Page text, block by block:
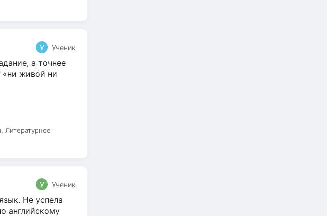
У Ученик
а точнее
«ни живой ни
Литературное
У Ученик
Не успела
английскому